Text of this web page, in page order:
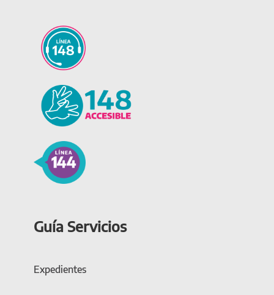
Guía Servicios
Expedientes